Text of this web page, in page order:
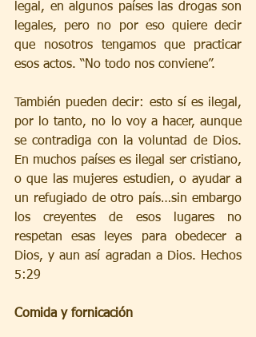
legal, en algunos países las drogas son
legales, pero no por eso quiere decir
que nosotros tengamos que practicar
esos actos. “No todo nos conviene”.
También pueden decir: esto sí es ilegal,
por lo tanto, no lo voy a hacer, aunque
se contradiga con la voluntad de Dios.
En muchos países es ilegal ser cristiano,
o que las mujeres estudien, o ayudar a
un refugiado de otro país…sin embargo
los creyentes de esos lugares no
respetan esas leyes para obedecer a
Dios, y aun así agradan a Dios. Hechos
5:29
Comida y fornicación